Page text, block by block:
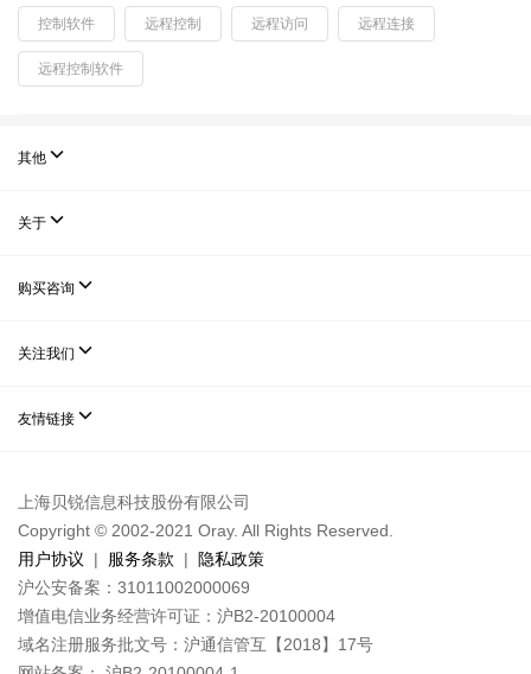
控制软件 远程控制 远程访问 远程连接
远程控制软件
其他 
关于 
购买咨询 
关注我们 
友情链接 
上海贝锐信息科技股份有限公司
Copyright © 2002-2021 Oray. All Rights Reserved.
用户协议 | 服务条款 |
隐私政策
沪公安备案：31011002000069
增值电信业务经营许可证：沪B2-20100004
域名注册服务批文号：沪通信管互【2018】17号